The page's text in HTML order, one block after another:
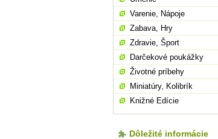
Varenie, Nápoje
Zabava, Hry
Zdravie, Šport
Darčekové poukážky
Životné príbehy
Miniatúry, Kolibrík
Knižné Edície
Dôležité informácie